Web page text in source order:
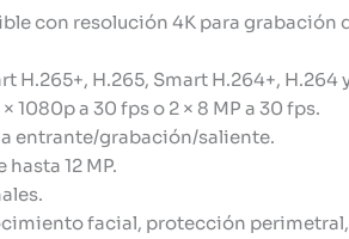
con resolución 4K para grabación
H.265, Smart H.264+, H.264
a 30 fps o 2 × 8 MP a 30 fps.
entrante/grabación/saliente.
12 MP.
facial, protección perimetral,